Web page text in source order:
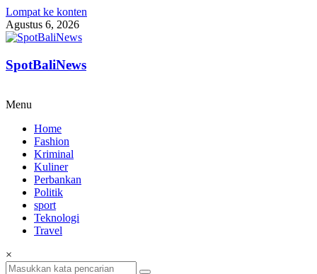
Lompat ke konten
Agustus 6, 2026
SpotBaliNews
Menu
Home
Fashion
Kriminal
Kuliner
Perbankan
Politik
sport
Teknologi
Travel
×